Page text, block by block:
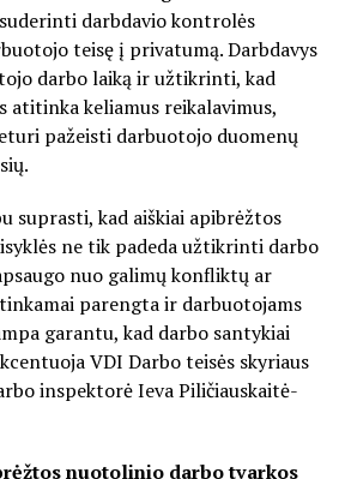
darbdavio kontrolės
teisę į privatumą. Darbdavys
darbo laiką ir užtikrinti, kad
atitinka keliamus reikalavimus,
pažeisti darbuotojo duomenų
suprasti, kad aiškiai apibrėžtos
ne tik padeda užtikrinti darbo
nuo galimų konfliktų ar
parengta ir darbuotojams
garantu, kad darbo santykiai
VDI Darbo teisės skyriaus
inspektorė Ieva Piličiauskaitė-
nuotolinio darbo tvarkos